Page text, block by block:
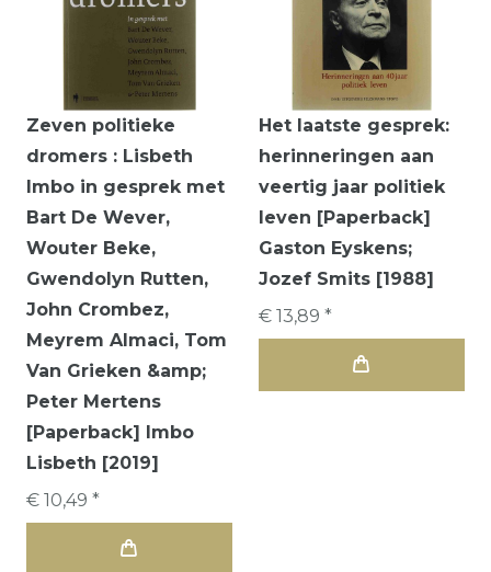
Zeven politieke
dromers : Lisbeth
Imbo in gesprek met
Bart De Wever,
Wouter Beke,
Gwendolyn Rutten,
John Crombez,
Meyrem Almaci, Tom
Van Grieken &amp;
Peter Mertens
[Paperback] Imbo
Lisbeth [2019]
€ 10,49 *
Het laatste gesprek:
herinneringen aan
veertig jaar politiek
leven [Paperback]
Gaston Eyskens;
Jozef Smits [1988]
€ 13,89 *